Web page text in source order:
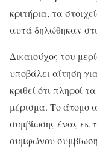
κριτήρια, τα
αυτά δηλώθηκαν
Δικαιούχος του
υποβάλει αίτηση
κριθεί ότι πληροί
μέρισμα. Το άτομο
συμβίωσης ένας εκ
συμφώνου